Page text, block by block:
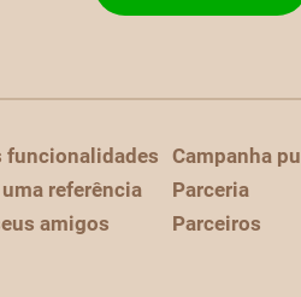
funcionalidades
referência
amigos
Campanha
Parceria
Parceiros